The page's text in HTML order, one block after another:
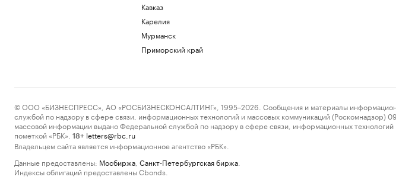
Кавказ
Карелия
Мурманск
Приморский край
© ООО «БИЗНЕСПРЕСС», АО «РОСБИЗНЕСКОНСАЛТИНГ», 1995–2026. Сообщения и материалы
службой по надзору в сфере связи, информационных технологий и массовых коммуникаций
массовой информации выдано Федеральной службой по надзору в сфере связи, информационных
пометкой «РБК».
18+ letters@rbc.ru
Владельцем сайта является информационное агентство «РБК».
Данные предоставлены: Мосбиржа Санкт-Петербургская биржа
Индексы облигаций предоставлены Cbonds.